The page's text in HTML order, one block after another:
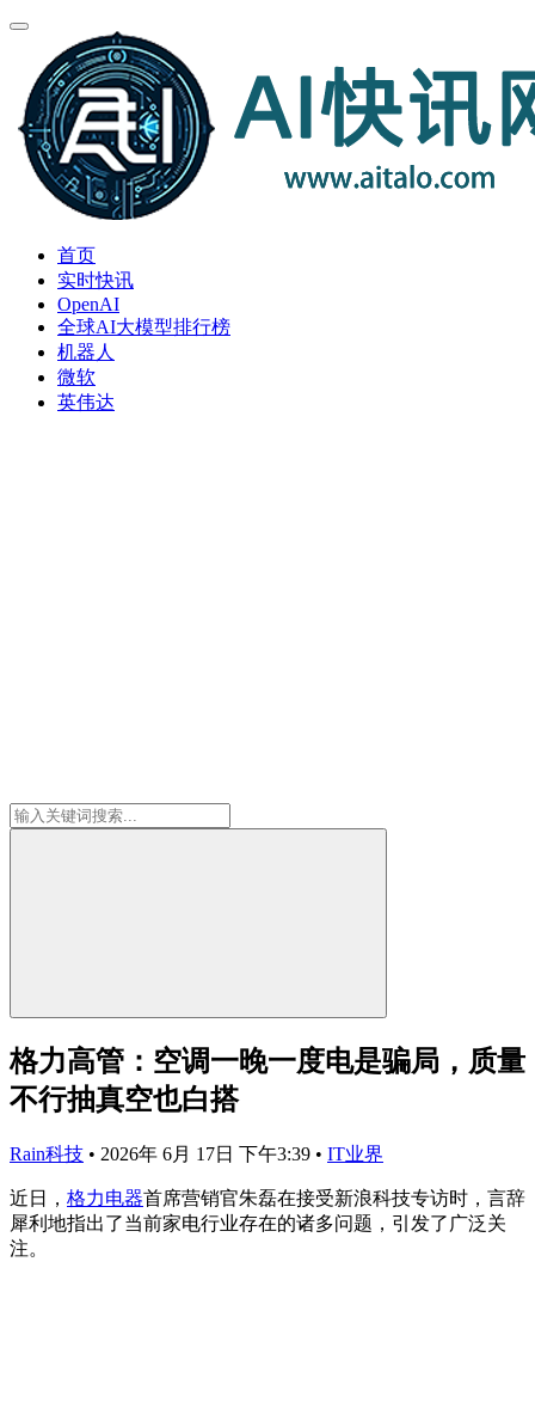
首页
实时快讯
OpenAI
全球AI大模型排行榜
机器人
微软
英伟达
格力高管：空调一晚一度电是骗局，质量
不行抽真空也白搭
Rain科技 • 2026年 6月 17日 下午3:39 • IT业界
近日， 格力电器首席营销官朱磊在接受新浪科技专访时，言辞
犀利地指出了当前家电行业存在的诸多问题，引发了广泛关
注。